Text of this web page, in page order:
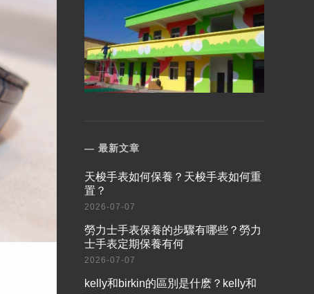
最新文章
​天梭手表如何保養？天梭手表如何重
置？
2026-07-07
​勞力士手表保養的步驟有哪些？勞力
士手表定期保養有何
2026-07-07
​kelly和birkin的區別是什麽？kelly和